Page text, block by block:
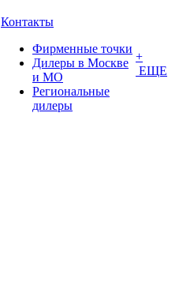
Контакты
Фирменные точки
Дилеры в Москве
и МО
Региональные
дилеры
+
ЕЩЕ